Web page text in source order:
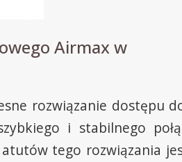
Airmax w
rozwiązanie dostępu
i stabilnego
tego rozwiązania